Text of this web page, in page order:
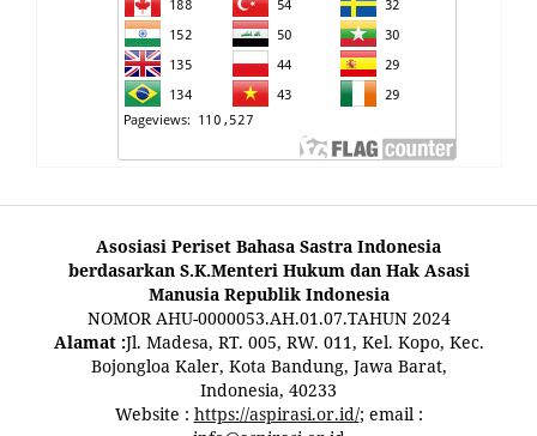
Asosiasi Periset Bahasa Sastra Indonesia
berdasarkan S.K.Menteri Hukum dan Hak Asasi
Manusia Republik Indonesia
NOMOR AHU-0000053.AH.01.07.TAHUN 2024
Alamat :Jl. Madesa, RT. 005, RW. 011, Kel. Kopo, Kec.
Bojongloa Kaler, Kota Bandung, Jawa Barat,
Indonesia, 40233
Website : https://aspirasi.or.id/; email :